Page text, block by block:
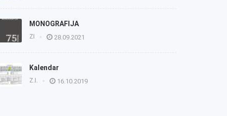
MONOGRAFIJA
ZI 28.09.2021
Kalendar
Z.I. 16.10.2019